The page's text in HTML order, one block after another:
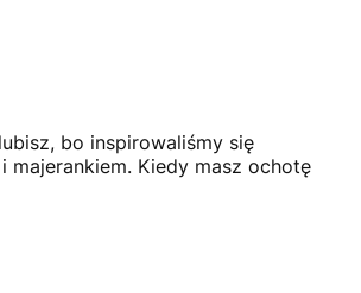
bo inspirowaliśmy się
majerankiem. Kiedy masz ochotę